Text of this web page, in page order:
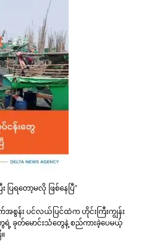
ပြရတော့မလို ဖြစ်နေပြီ”
စွန်း ပင်လယ်ပြင်ထဲက ဟိုင်းကြီးကျွန်း
ခုတ်မောင်းသံတွေနဲ့ စည်ကားခဲ့ပေမယ့်